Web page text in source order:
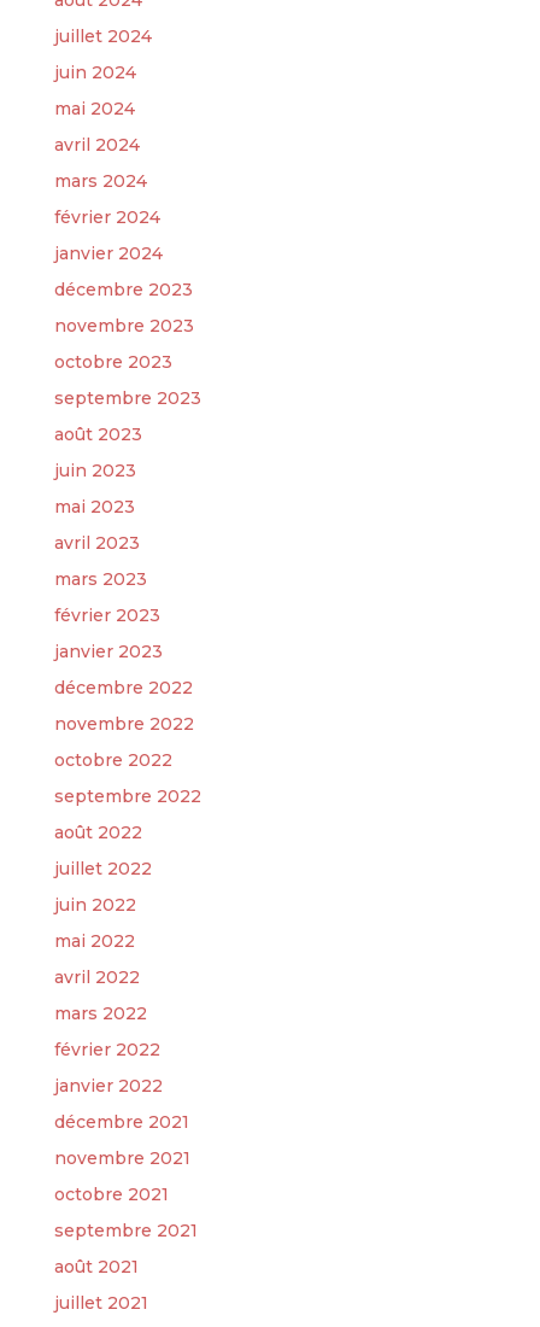
juillet 2024
juin 2024
mai 2024
avril 2024
mars 2024
février 2024
janvier 2024
décembre 2023
novembre 2023
octobre 2023
septembre 2023
août 2023
juin 2023
mai 2023
avril 2023
mars 2023
février 2023
janvier 2023
décembre 2022
novembre 2022
octobre 2022
septembre 2022
août 2022
juillet 2022
juin 2022
mai 2022
avril 2022
mars 2022
février 2022
janvier 2022
décembre 2021
novembre 2021
octobre 2021
septembre 2021
août 2021
juillet 2021